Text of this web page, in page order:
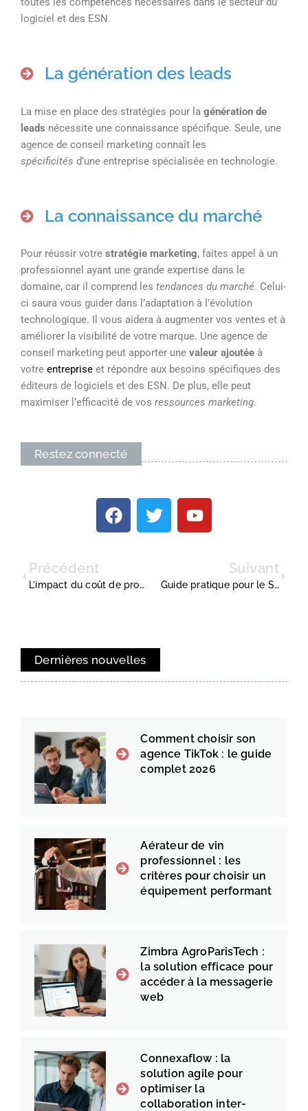
logiciel et des ESN.
La génération des leads
La mise en place des stratégies pour la génération de
leads nécessite une connaissance spécifique. Seule, une
agence de conseil marketing connaît les
spécificités d’une entreprise spécialisée en technologie.
La connaissance du marché
Pour réussir votre stratégie marketing, faites appel à un
professionnel ayant une grande expertise dans le
domaine, car il comprend les tendances du marché. Celui-
ci saura vous guider dans l’adaptation à l’évolution
technologique. Il vous aidera à augmenter vos ventes et à
améliorer la visibilité de votre marque. Une agence de
conseil marketing peut apporter une valeur ajoutée à
votre entreprise et répondre aux besoins spécifiques des
éditeurs de logiciels et des ESN. De plus, elle peut
maximiser l’efficacité de vos ressources marketing.
Restez connecté
Précédent
L’impact du coût de production sur le prix final de vos produits
Suivant
Guide pratique pour le Social Media Management efficace en entreprise
Dernières nouvelles
Comment choisir son
agence TikTok : le guide
complet 2026
Aérateur de vin
professionnel : les
critères pour choisir un
équipement performant
Zimbra AgroParisTech :
la solution efficace pour
accéder à la messagerie
web
Connexaflow : la
solution agile pour
optimiser la
collaboration inter-